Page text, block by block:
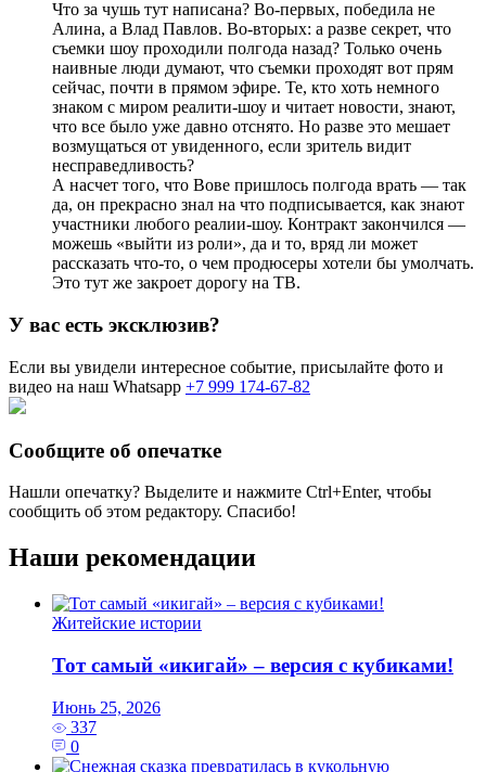
Что за чушь тут написана? Во-первых, победила не
Алина, а Влад Павлов. Во-вторых: а разве секрет, что
съемки шоу проходили полгода назад? Только очень
наивные люди думают, что съемки проходят вот прям
сейчас, почти в прямом эфире. Те, кто хоть немного
знаком с миром реалити-шоу и читает новости, знают,
что все было уже давно отснято. Но разве это мешает
возмущаться от увиденного, если зритель видит
несправедливость?
А насчет того, что Вове пришлось полгода врать — так
да, он прекрасно знал на что подписывается, как знают
участники любого реалии-шоу. Контракт закончился —
можешь «выйти из роли», да и то, вряд ли может
рассказать что-то, о чем продюсеры хотели бы умолчать.
Это тут же закроет дорогу на ТВ.
У вас есть эксклюзив?
Если вы увидели интересное событие, присылайте фото и
видео на наш Whatsapp +7 999 174-67-82
Сообщите об опечатке
Нашли опечатку? Выделите и нажмите Ctrl+Enter, чтобы
сообщить об этом редактору. Спасибо!
Наши рекомендации
Житейские истории
Тот самый «икигай» – версия с кубиками!
Июнь 25, 2026
337
0